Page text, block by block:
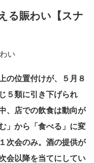
る賑わい【スナ
の位置付けが、５月８
５類に引き下げられ
、店での飲食は動向が
」から「食べる」に変
次会のみ。酒の提供が
会以降を当てにしてい